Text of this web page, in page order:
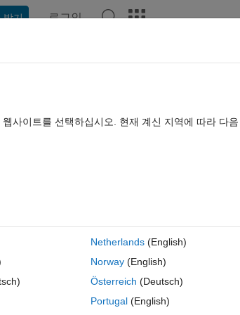
받기 로그인
equation
MATLAB Online에서 열기 0 개 추천
사이트를 선택하십시오. 현재 계신 지역에 따라 다
Netherlands(English)
Norway(English)
Österreich (Deutsch)
Portugal(English)